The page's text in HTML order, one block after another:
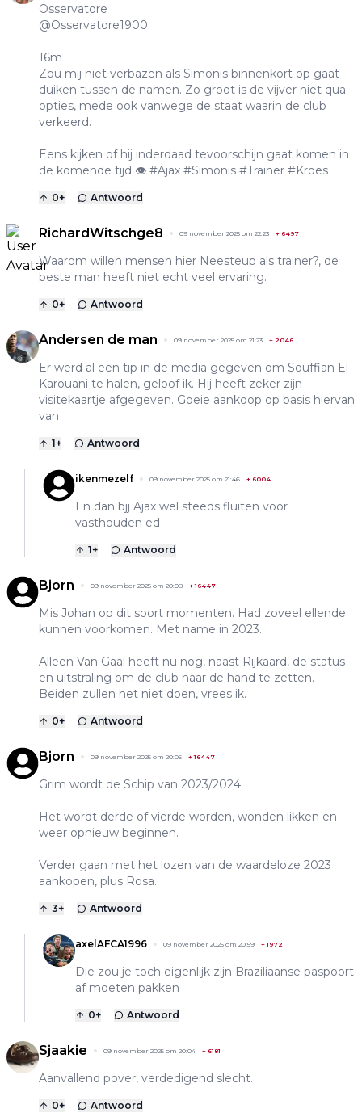
Osservatore
@Osservatore1900
·
16m
Zou mij niet verbazen als Simonis binnenkort op gaat
duiken tussen de namen. Zo groot is de vijver niet qua
opties, mede ook vanwege de staat waarin de club
verkeerd.
Eens kijken of hij inderdaad tevoorschijn gaat komen in
de komende tijd 👁️ #Ajax #Simonis #Trainer #Kroes
0+ Antwoord
RichardWitschge8 09 november 2025 om 22:23 + 6497
Waarom willen mensen hier Neesteup als trainer?, de
beste man heeft niet echt veel ervaring.
0+ Antwoord
Andersen de man 09 november 2025 om 21:23 + 2046
Er werd al een tip in de media gegeven om Souffian El
Karouani te halen, geloof ik. Hij heeft zeker zijn
visitekaartje afgegeven. Goeie aankoop op basis hiervan
van
1+ Antwoord
ikenmezelf 09 november 2025 om 21:46 + 6004
En dan bjj Ajax wel steeds fluiten voor
vasthouden ed
1+ Antwoord
Bjorn 09 november 2025 om 20:08 +16447
Mis Johan op dit soort momenten. Had zoveel ellende
kunnen voorkomen. Met name in 2023.
Alleen Van Gaal heeft nu nog, naast Rijkaard, de status
en uitstraling om de club naar de hand te zetten.
Beiden zullen het niet doen, vrees ik.
0+ Antwoord
Bjorn 09 november 2025 om 20:05 +16447
Grim wordt de Schip van 2023/2024.
Het wordt derde of vierde worden, wonden likken en
weer opnieuw beginnen.
Verder gaan met het lozen van de waardeloze 2023
aankopen, plus Rosa.
3+ Antwoord
axelAFCA1996 09 november 2025 om 20:59 +1972
Die zou je toch eigenlijk zijn Braziliaanse paspoort
af moeten pakken
0+ Antwoord
Sjaakie 09 november 2025 om 20:04 + 6181
Aanvallend pover, verdedigend slecht.
0+ Antwoord